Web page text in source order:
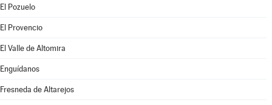
El Pozuelo
El Provencio
El Valle de Altomira
Enguídanos
Fresneda de Altarejos